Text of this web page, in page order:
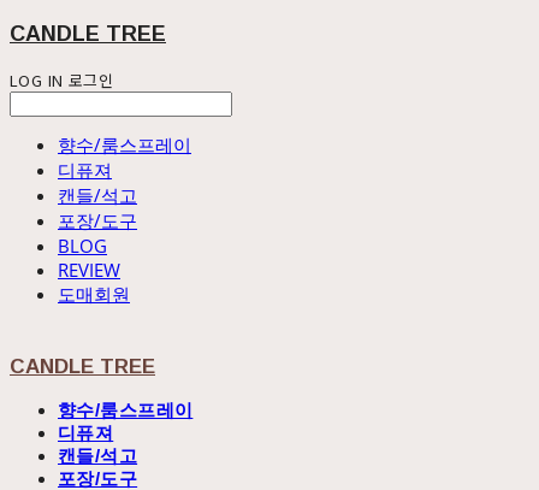
CANDLE TREE
LOG IN 로그인
향수/룸스프레이
디퓨져
캔들/석고
포장/도구
BLOG
REVIEW
도매회원
CANDLE TREE
향수/룸스프레이
디퓨져
캔들/석고
포장/도구